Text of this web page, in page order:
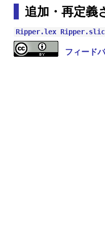
追加・再定義
Ripper.lex
フィード